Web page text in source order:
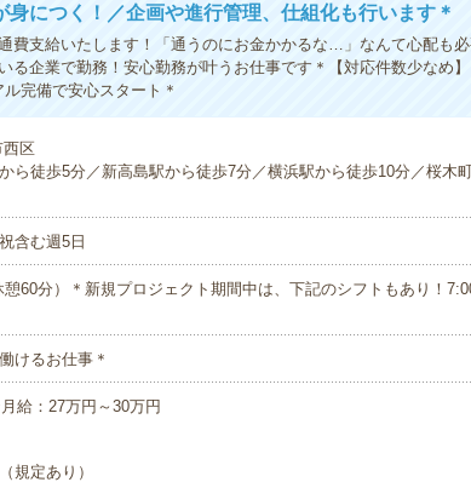
身につく！／企画や進行管理、仕組化も行います＊
費支給いたします！「通うのにお金かかるな…」なんて心配も
る企業で勤務！安心勤務が叶うお仕事です＊【対応件数少なめ
完備で安心スタート＊
区
ら徒歩5分／新高島駅から徒歩7分／横浜駅から徒歩10分／桜木
含む週5日
60分）＊新規プロジェクト期間中は、下記のシフトもあり！
けるお仕事＊
給：27万円～30万円
規定あり）